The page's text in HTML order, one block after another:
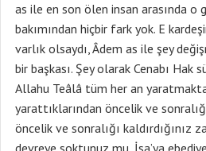
as ile en son ölen insan arasında o
bakımından hiçbir fark yok. E
varlık olsaydı, Âdem as ile şey
bir başkası. Şey olarak Cenabı Hak
Allahu Teâlâ tüm her an
yarattıklarından öncelik ve
öncelik ve sonralığı kaldırdığınız
devreye soktunuz mu, İsa’ya